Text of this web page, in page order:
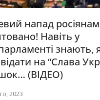
напад росіянам
Навіть у
знають,
на “Слава
(ВІДЕО)
2023